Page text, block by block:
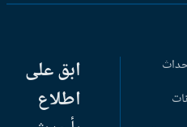
ابق على
اطلاع